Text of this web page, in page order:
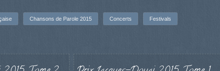
Chansons de Parole 2015 Concerts Festivals